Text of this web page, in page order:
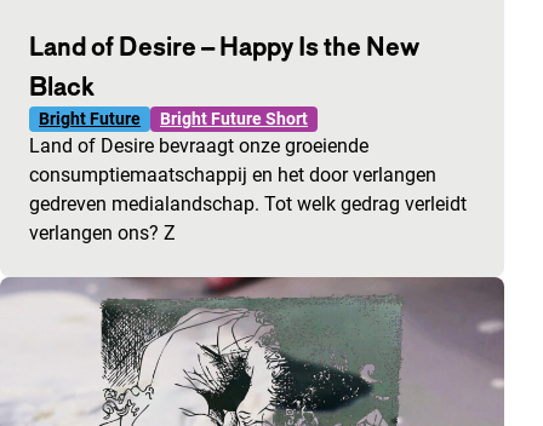
Land of Desire – Happy Is the New
Black
Bright Future Bright Future Short
Land of Desire bevraagt onze groeiende
consumptiemaatschappij en het door verlangen
gedreven medialandschap. Tot welk gedrag verleidt
verlangen ons? Z